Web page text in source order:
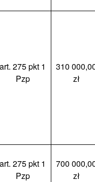
art. 275 pkt 1
Pzp
310
zł
art. 275 pkt 1
Pzp
700
zł